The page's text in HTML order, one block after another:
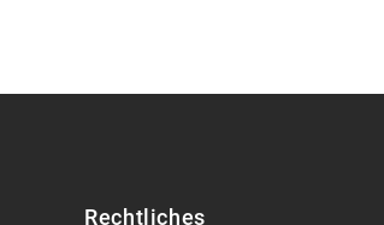
Rechtliches